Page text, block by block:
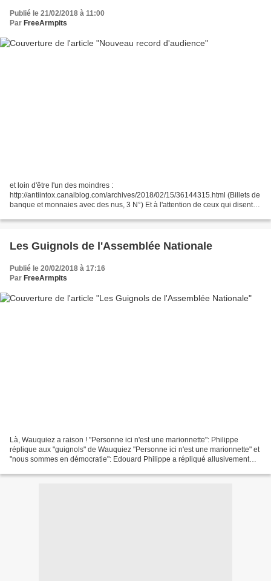
Publié le 21/02/2018 à 11:00
Par FreeArmpits
et loin d'être l'un des moindres :
http://antiintox.canalblog.com/archives/2018/02/15/36144315.html (Billets de
banque et monnaies avec des nus, 3 N°) Et à l'attention de ceux qui disent
Les Guignols de l'Assemblée Nationale
Publié le 20/02/2018 à 17:16
Par FreeArmpits
Là, Wauquiez a raison ! "Personne ici n'est une marionnette": Philippe
réplique aux "guignols" de Wauquiez "Personne ici n'est une marionnette" et
"nous sommes en démocratie": Edouard Philippe a répliqué allusivement